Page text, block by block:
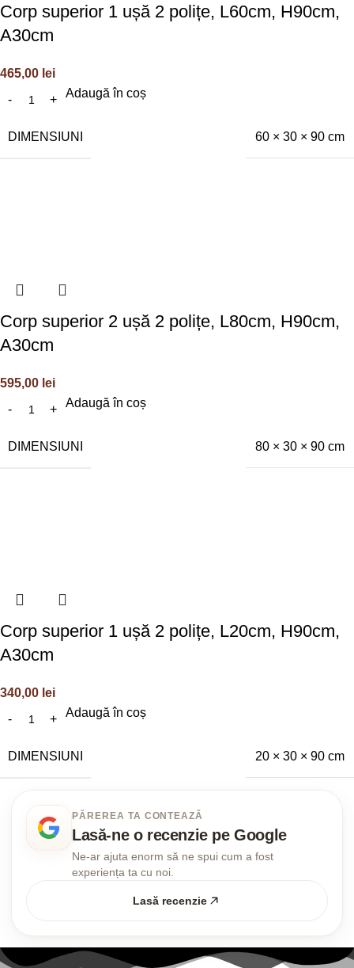
Corp superior 1 ușă 2 polițe, L60cm, H90cm,
A30cm
465,00 lei
Adaugă în coș
DIMENSIUNI 60 × 30 × 90 cm
Corp superior 2 ușă 2 polițe, L80cm, H90cm,
A30cm
595,00 lei
Adaugă în coș
DIMENSIUNI 80 × 30 × 90 cm
Corp superior 1 ușă 2 polițe, L20cm, H90cm,
A30cm
340,00 lei
Adaugă în coș
DIMENSIUNI 20 × 30 × 90 cm
PĂREREA TA CONTEAZĂ
Lasă-ne o recenzie pe Google
Ne-ar ajuta enorm să ne spui cum a fost
experiența ta cu noi.
Lasă recenzie